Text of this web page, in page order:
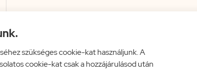
szükséges cookie-kat használjunk. A
cookie-kat csak a hozzájárulásod után